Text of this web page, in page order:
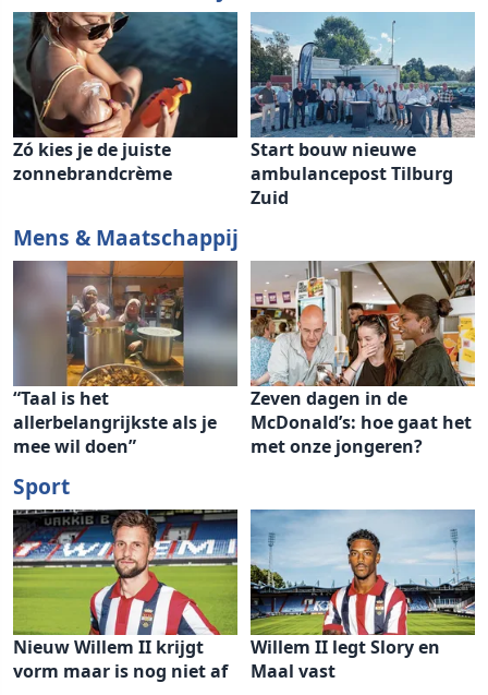
Zó kies je de juiste
zonnebrandcrème
Start bouw nieuwe
ambulancepost Tilburg
Zuid
Mens & Maatschappij
“Taal is het
allerbelangrijkste als je
mee wil doen”
Zeven dagen in de
McDonald’s: hoe gaat het
met onze jongeren?
Sport
Nieuw Willem II krijgt
vorm maar is nog niet af
Willem II legt Slory en
Maal vast